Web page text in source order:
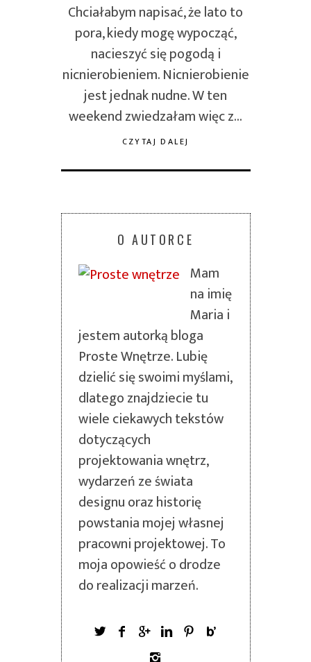
Chciałabym napisać, że lato to
pora, kiedy mogę wypocząć,
nacieszyć się pogodą i
nicnierobieniem. Nicnierobienie
jest jednak nudne. W ten
weekend zwiedzałam więc z…
CZYTAJ DALEJ
O AUTORCE
Mam
na imię
Maria i
jestem autorką bloga
Proste Wnętrze. Lubię
dzielić się swoimi myślami,
dlatego znajdziecie tu
wiele ciekawych tekstów
dotyczących
projektowania wnętrz,
wydarzeń ze świata
designu oraz historię
powstania mojej własnej
pracowni projektowej. To
moja opowieść o drodze
do realizacji marzeń.